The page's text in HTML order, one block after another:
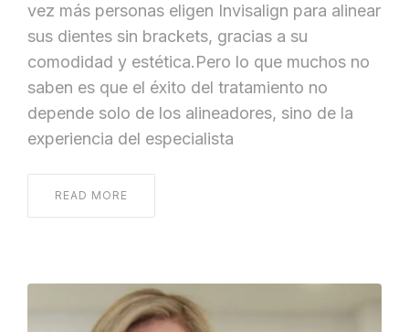
vez más personas eligen Invisalign para alinear
sus dientes sin brackets, gracias a su
comodidad y estética.Pero lo que muchos no
saben es que el éxito del tratamiento no
depende solo de los alineadores, sino de la
experiencia del especialista
READ MORE